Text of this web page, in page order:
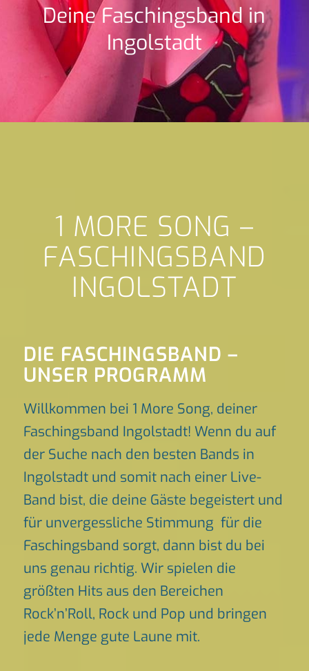
Deine Faschingsband in
Ingolstadt
1 MORE SONG –
FASCHINGSBAND
INGOLSTADT
DIE FASCHINGSBAND –
UNSER PROGRAMM
Willkommen bei 1 More Song, deiner
Faschingsband Ingolstadt! Wenn du auf
der Suche nach den besten Bands in
Ingolstadt und somit nach einer Live-
Band bist, die deine Gäste begeistert und
für unvergessliche Stimmung für die
Faschingsband sorgt, dann bist du bei
uns genau richtig. Wir spielen die
größten Hits aus den Bereichen
Rock’n’Roll, Rock und Pop und bringen
jede Menge gute Laune mit.